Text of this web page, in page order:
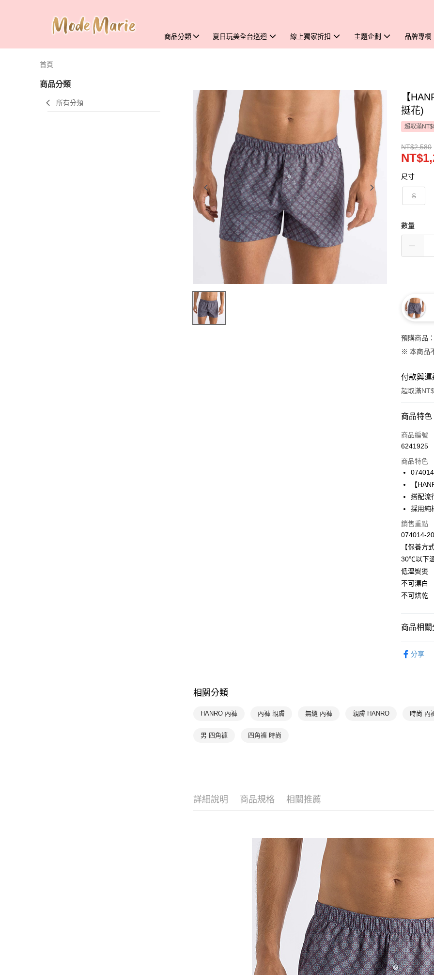
商品分類 夏日玩美全台巡迴 線上獨家折扣 主題企劃 品牌專欄
首頁
商品分類
所有分類
【
挺花)
超取滿
NT$2,580
尺寸
S
數量
預購商品
※ 本商品
付款與
超取滿
付款方式
信用卡一
合作金
華南商
國泰世
臺灣中
匯豐（
聯邦商
玉山商
台新國
台灣樂
LINE Pay
悠遊付
全盈+PAY
ATM付款
運送方式
每筆
付款後萊
宅配
商品特色
商品編號
6241925
商品特色
【
搭配流
採用純
銷售重點
074014-
【保養方
30℃以下
低溫熨燙
不可漂白
不可烘乾
商品相關
分享
相關分類
HANRO 內褲 內褲 親膚 無縫 內褲 親膚 HANRO 時尚 內
男 四角褲 四角褲 時尚
詳細說明 商品規格 相關推薦